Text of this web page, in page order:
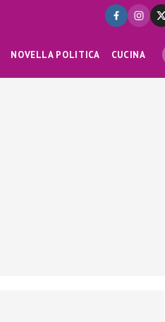
NOVELLA POLITICA CUCINA